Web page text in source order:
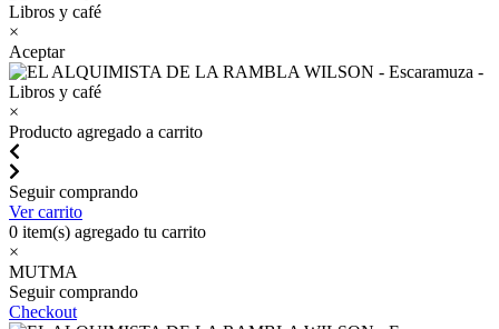
×
Aceptar
×
Producto agregado a carrito
Seguir comprando
Ver carrito
0 item(s) agregado tu carrito
×
MUTMA
Seguir comprando
Checkout